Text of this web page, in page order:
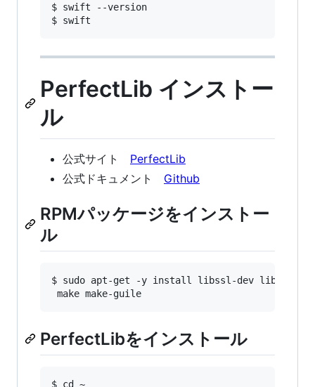
$ swift --version
PerfectLib インストー
ル
公式サイト PerfectLib
公式ドキュメント Github
RPMパッケージをインストー
ル
$ sudo apt-get -y install libssl-dev libevent-
PerfectLibをインストール
$ cd ~